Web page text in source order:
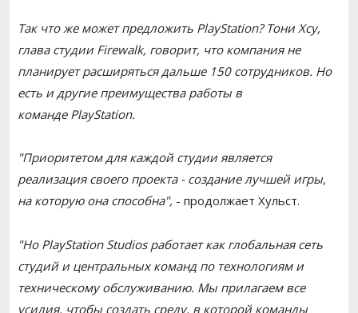
Так что же может предложить PlayStation? Тони Хсу,
глава студии Firewalk, говорит, что компания не
планирует расширяться дальше 150 сотрудников. Но
есть и другие преимущества работы в
команде PlayStation.
"Приоритетом для каждой студии является
реализация своего проекта - создание лучшей игры,
на которую она способна", - продолжает Хульст.
"Но PlayStation Studios работает как глобальная сеть
студий и центральных команд по технологиям и
техническому обслуживанию. Мы прилагаем все
усилия, чтобы создать среду, в которой команды